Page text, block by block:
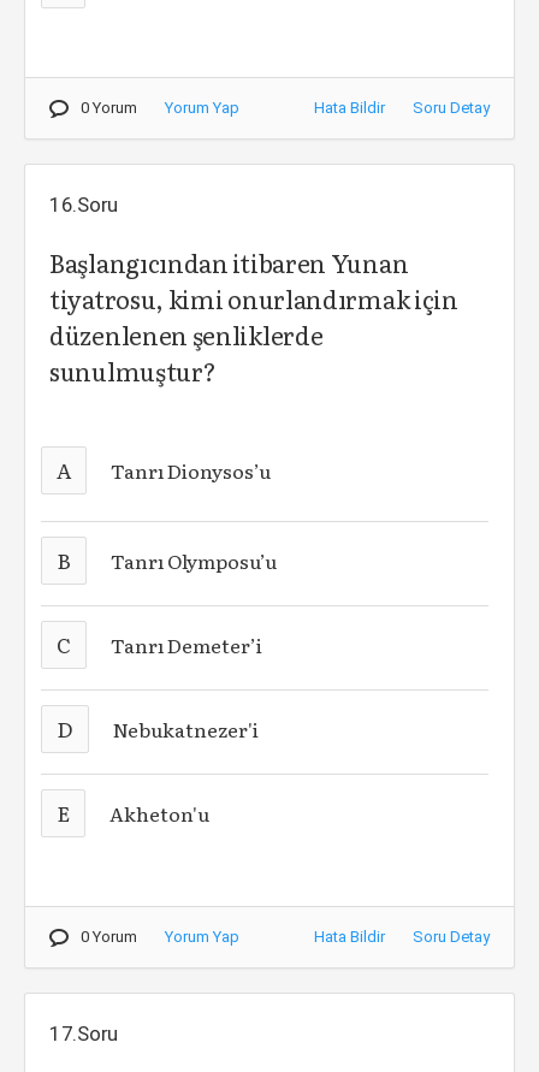
0 Yorum Yorum Yap Hata Bildir Soru Detay
16.Soru
Başlangıcından itibaren Yunan
tiyatrosu, kimi onurlandırmak için
düzenlenen şenliklerde
sunulmuştur?
A Tanrı Dionysos’u
B Tanrı Olymposu’u
C Tanrı Demeter’i
D Nebukatnezer'i
E Akheton'u
0 Yorum Yorum Yap Hata Bildir Soru Detay
17.Soru